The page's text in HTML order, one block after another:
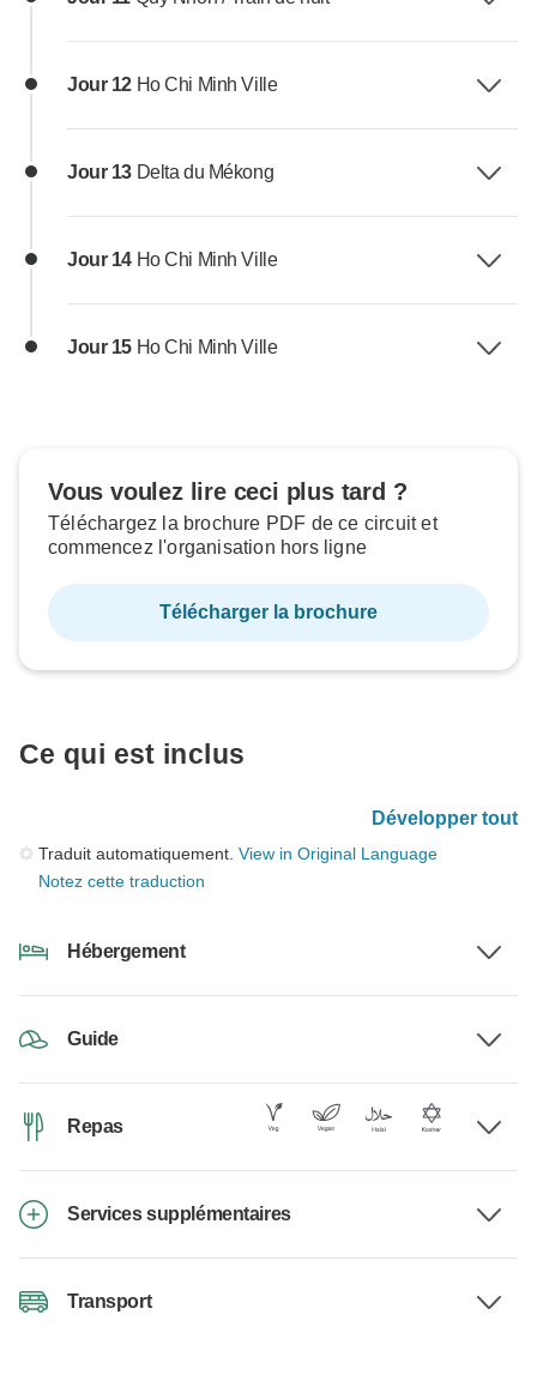
Jour 12 Ho Chi Minh Ville
Jour 13 Delta du Mékong
Jour 14 Ho Chi Minh Ville
Jour 15 Ho Chi Minh Ville
Vous voulez lire ceci plus tard ?
Téléchargez la brochure PDF de ce circuit et
commencez l'organisation hors ligne
Télécharger la brochure
Ce qui est inclus
Développer tout
Traduit automatiquement. View in Original Language
Notez cette traduction
Hébergement
Guide
Repas
Services supplémentaires
Transport